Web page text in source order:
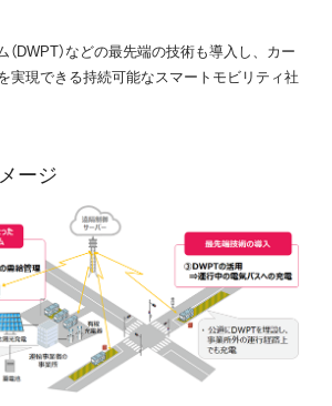
DWPT）などの最先端の技術も導入し、カー
実現できる持続可能なスマートモビリティ社
ージ